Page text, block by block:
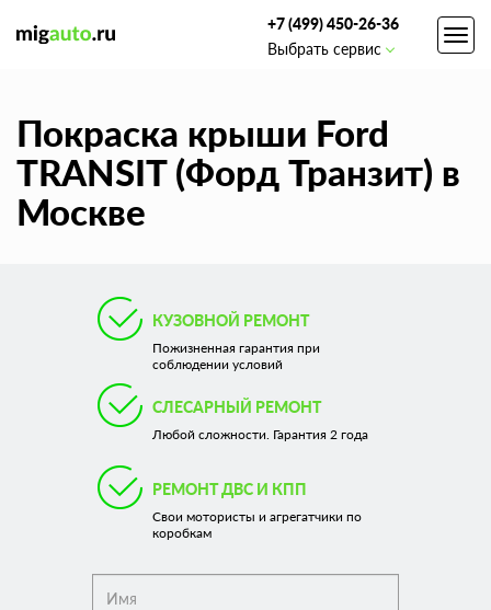
+7 (499) 450-26-36
Выбрать сервис
Покраска крыши Ford
TRANSIT (Форд Транзит) в
Москве
КУЗОВНОЙ РЕМОНТ
Пожизненная гарантия при
соблюдении условий
СЛЕСАРНЫЙ РЕМОНТ
Любой сложности. Гарантия 2 года
РЕМОНТ ДВС И КПП
Свои мотористы и агрегатчики по
коробкам